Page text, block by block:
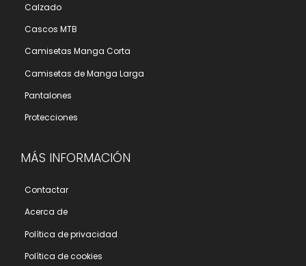
Calzado
Cascos MTB
Camisetas Manga Corta
Camisetas de Manga Larga
Pantalones
Protecciones
MÁS INFORMACIÓN
Contactar
Acerca de
Polí­tica de privacidad
Polí­tica de cookies